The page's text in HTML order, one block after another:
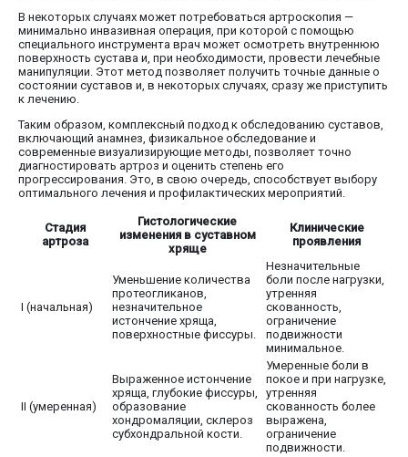
В некоторых случаях может потребоваться артроскопия —
минимально инвазивная операция, при которой с помощью
специального инструмента врач может осмотреть внутреннюю
поверхность сустава и, при необходимости, провести лечебные
манипуляции. Этот метод позволяет получить точные данные о
состоянии суставов и, в некоторых случаях, сразу же приступить
к лечению.
Таким образом, комплексный подход к обследованию суставов,
включающий анамнез, физикальное обследование и
современные визуализирующие методы, позволяет точно
диагностировать артроз и оценить степень его
прогрессирования. Это, в свою очередь, способствует выбору
оптимального лечения и профилактических мероприятий.
Стадия
артроза
Гистологические
изменения в суставном
хряще
Клинические
проявления
I (начальная)
Уменьшение количества
протеогликанов,
незначительное
истончение хряща,
поверхностные фиссуры.
Незначительные
боли после нагрузки,
утренняя
скованность,
ограничение
подвижности
минимальное.
II (умеренная)
Выраженное истончение
хряща, глубокие фиссуры,
образование
хондромаляции, склероз
субхондральной кости.
Умеренные боли в
покое и при нагрузке,
утренняя
скованность более
выражена,
ограничение
подвижности.